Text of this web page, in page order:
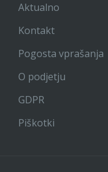
Aktualno
Kontakt
Pogosta vprašanja
O podjetju
GDPR
Piškotki